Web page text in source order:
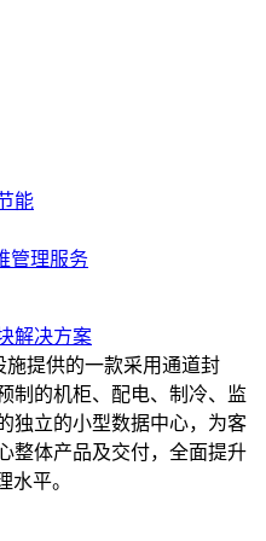
能
管理服务
解决方案
施提供的一款采用通道封
制的机柜、配电、制冷、监
独立的小型数据中心，为客
整体产品及交付，全面提升
水平。